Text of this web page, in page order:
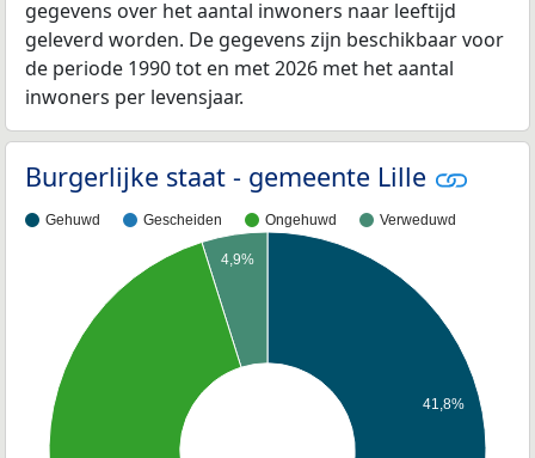
gegevens over het aantal inwoners naar leeftijd
geleverd worden. De gegevens zijn beschikbaar voor
de periode 1990 tot en met 2026 met het aantal
inwoners per levensjaar.
Burgerlijke staat - gemeente Lille
Gehuwd Gescheiden Ongehuwd Verweduwd
41,8%
4,9%